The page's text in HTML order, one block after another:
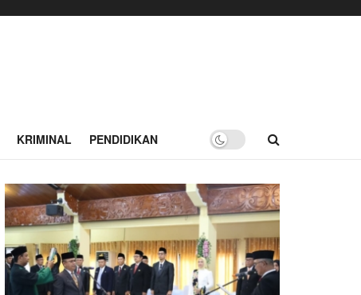
KRIMINAL PENDIDIKAN